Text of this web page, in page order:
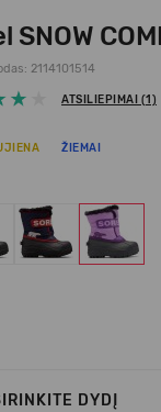
SNOW
2114101514
ATSILIEPIMAI (1)
ŽIEMAI
DYDĮ